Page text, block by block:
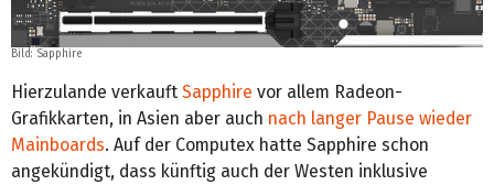
Bild: Sapphire
Hierzulande verkauft Sapphire vor allem Radeon-
Grafikkarten, in Asien aber auch nach langer Pause wieder
Mainboards. Auf der Computex hatte Sapphire schon
angekündigt, dass künftig auch der Westen inklusive